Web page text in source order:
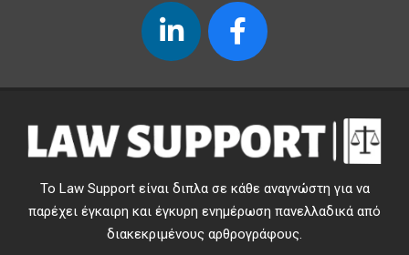
Το Law Support είναι διπλα σε κάθε αναγνώστη για να
παρέχει έγκαιρη και έγκυρη ενημέρωση πανελλαδικά από
διακεκριμένους αρθρογράφους.